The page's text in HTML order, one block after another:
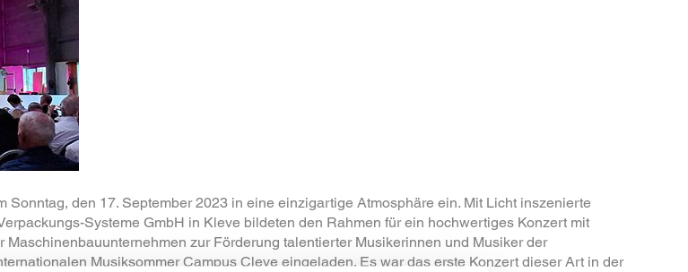
Sonntag, den 17. September 2023 in eine einzigartige Atmosphäre ein. Mit Licht inszenierte
Systeme GmbH in Kleve bildeten den Rahmen für ein hochwertiges Konzert mit
zur Förderung talentierter Musikerinnen und Musiker der
Musiksommer Campus Cleve eingeladen. Es war das erste Konzert dieser Art in der